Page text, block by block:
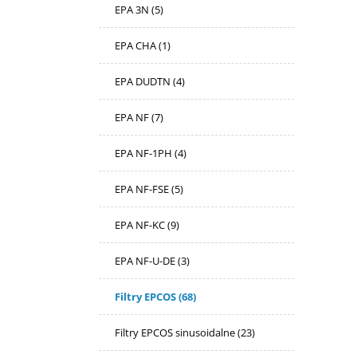
EPA 3N (5)
EPA CHA(1)
EPA DUDTN (4)
EPA NF(7)
EPA NF-1PH (4)
EPA NF-FSE(5)
EPA NF-KC(9)
EPA NF-U-DE(3)
Filtry EPCOS(68)
Filtry EPCOS sinusoidalne(23)